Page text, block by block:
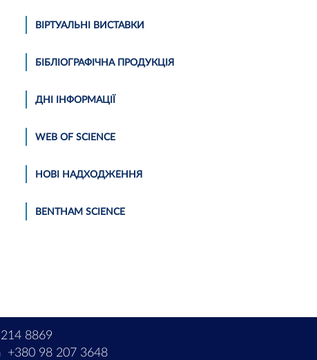
ВІРТУАЛЬНІ ВИСТАВКИ
БІБЛІОГРАФІЧНА ПРОДУКЦІЯ
ДНІ ІНФОРМАЦІЇ
WEB OF SCIENCE
НОВІ НАДХОДЖЕННЯ
BENTHAM SCIENCE
8869
+380 98 207 3648